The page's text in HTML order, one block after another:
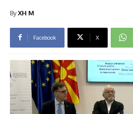
ByXH M
Facebook X